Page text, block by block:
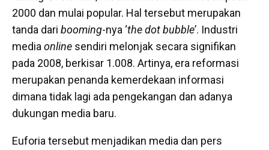
2000 dan mulai popular. Hal tersebut merupakan
tanda dari booming-nya ‘the dot bubble’. Industri
mediaonline sendiri melonjak secara signifikan
pada 2008, berkisar 1.008. Artinya, era reformasi
merupakan penanda kemerdekaan informasi
dimana tidak lagi ada pengekangan dan adanya
dukungan media baru.
Euforia tersebut menjadikan media dan pers